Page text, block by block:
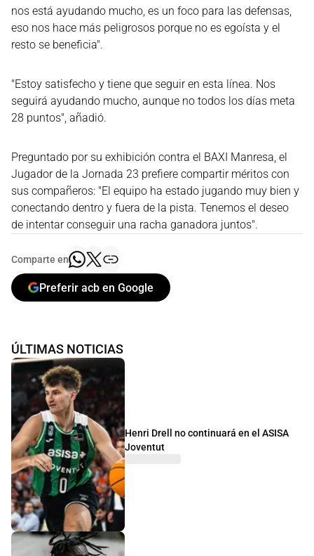
nos está ayudando mucho, es un foco para las defensas,
eso nos hace más peligrosos porque no es egoísta y el
resto se beneficia".
"Estoy satisfecho y tiene que seguir en esta línea. Nos
seguirá ayudando mucho, aunque no todos los días meta
28 puntos", añadió.
Preguntado por su exhibición contra el BAXI Manresa, el
Jugador de la Jornada 23 prefiere compartir méritos con
sus compañeros: "El equipo ha estado jugando muy bien y
conectando dentro y fuera de la pista. Tenemos el deseo
de intentar conseguir una racha ganadora juntos".
Comparte en
Preferir acb en Google
ÚLTIMAS NOTICIAS
Henri Drell no continuará en el ASISA
Joventut